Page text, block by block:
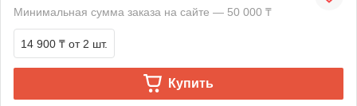
Минимальная сумма заказа на сайте — 50 000 ₸
14 900 ₸ от 2 шт.
Купить